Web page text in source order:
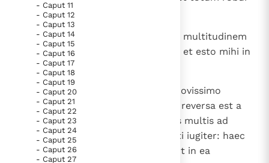
Paus Leo XIV in Pavia: "De stad is zowel een gave als
een taak"
Paus in Pavia: St. Augustinus toont ons de noodzaak om
"naar het innerlijk" toe te keren.
RK Documenten stelt heel veel belangrijke
kerkelijke documenten van de Rooms
Katholieke Kerk in het Nederlands beschikbaar
en is volledig afhankelijk van donaties.
Ik help mee!
- Caput 11
- Caput 12
- Caput 13
- Caput 14
- Caput 15
- Caput 16
- Caput 17
- Caput 18
- Caput 19
- Caput 20
- Caput 21
- Caput 22
- Caput 23
- Caput 24
- Caput 25
- Caput 26
- Caput 27
eius, populi multi tecum.
Praepara et instrue te et omnem multitudinem
tuam, quae coacervata est ad te, et esto mihi in
custodiam.
Post dies multos evocaberis; in novissimo
annorum venies ad terram, quae reversa est a
gladio, congregata est de populis multis ad
montes Israel, qui fuerunt deserti iugiter: haec
de populis educta est, et habitant in ea